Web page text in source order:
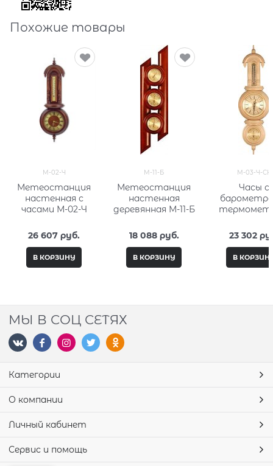
Похожие товары
М-02-Ч
Метеостанция
настенная с
часами М-02-Ч
26 607 руб.
В КОРЗИНУ
М-11-Б
Метеостанция
настенная
деревянная М-11-Б
18 088 руб.
В КОРЗИНУ
М-03-Ч-СК
Часы с
Ч-СК
23 302
В
МЫ В СОЦ СЕТЯХ
Категории
О компании
Личный кабинет
Сервис и помощь